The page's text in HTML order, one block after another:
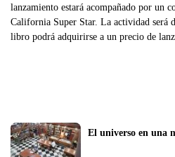
lanzamiento estará acompañado por un
California Super Star. La actividad será
libro podrá adquirirse a un precio de
El universo en una